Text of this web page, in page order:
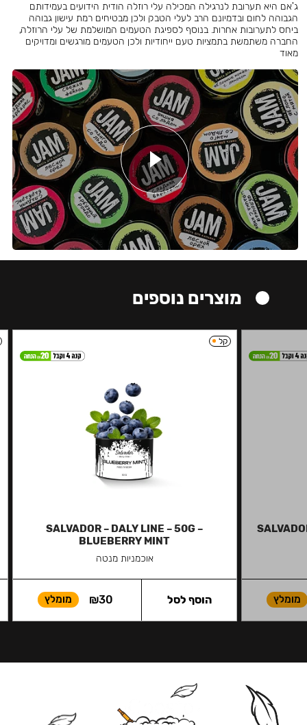
ג'אם היא תערובת לנרגילה המכילה עלי רוזלה הודית הידועים בעמידותם
הגבוהה לחום ובדמיונם הרב לעלי הטבק ולכן מבטיחים רמת עישון גבוהה
ביחס לתערובות אחרות. בנוסף לספיגת הטעמים המושלמת של עלי הרוזלה,
החברה משתמשת בתמציות טעם ייחודיות ולכן הטעמים מורגשים ומדויקים
מאוד
מוצרים נוספים
מומלץ
קל
SALVADOR – DALY LINE – 50G –
BLUEBERRY MINT
אוכמניות מנטה
₪30 מומלץ הוסף לסל